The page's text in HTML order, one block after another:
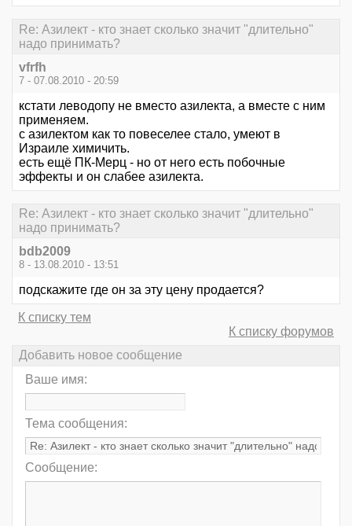
Re: Азилект - кто знает сколько значит "длительно"
надо принимать?
vfrfh
7 - 07.08.2010 - 20:59
кстати леводопу не вместо азилекта, а вместе с ним
применяем.
с азилектом как то повеселее стало, умеют в
Израиле химичить.
есть ещё ПК-Мерц - но от него есть побочные
эффекты и он слабее азилекта.
Re: Азилект - кто знает сколько значит "длительно"
надо принимать?
bdb2009
8 - 13.08.2010 - 13:51
подскажите где он за эту цену продается?
К списку тем
К списку форумов
Добавить новое сообщение
Ваше имя:
Тема сообщения:
Сообщение: